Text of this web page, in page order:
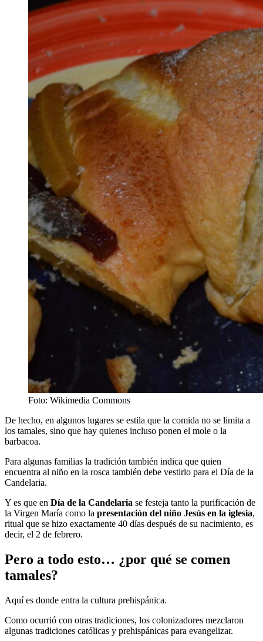
Foto: Wikimedia Commons
De hecho, en algunos lugares se estila que la comida no se limita a
los tamales, sino que hay quienes incluso ponen el mole o la
barbacoa.
Para algunas familias la tradición también indica que quien
encuentra al niño en la rosca también debe vestirlo para el Día de la
Candelaria.
Y es que en Día de la Candelaria se festeja tanto la purificación de
la Virgen María como la presentación del niño Jesús en la iglesia,
ritual que se hizo exactamente 40 días después de su nacimiento, es
decir, el 2 de febrero.
Pero a todo esto… ¿por qué se comen
tamales?
Aquí es donde entra la cultura prehispánica.
Como ocurrió con otras tradiciones, los colonizadores mezclaron
algunas tradiciones católicas y prehispánicas para evangelizar.